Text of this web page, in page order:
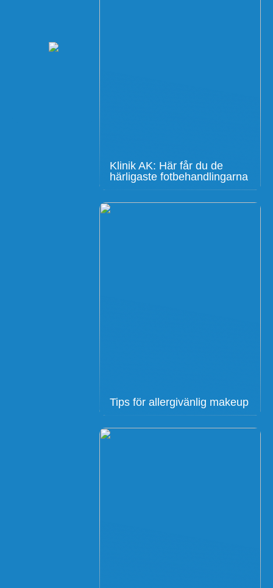
Klinik AK: Här får du de
härligaste fotbehandlingarna
Tips för allergivänlig makeup